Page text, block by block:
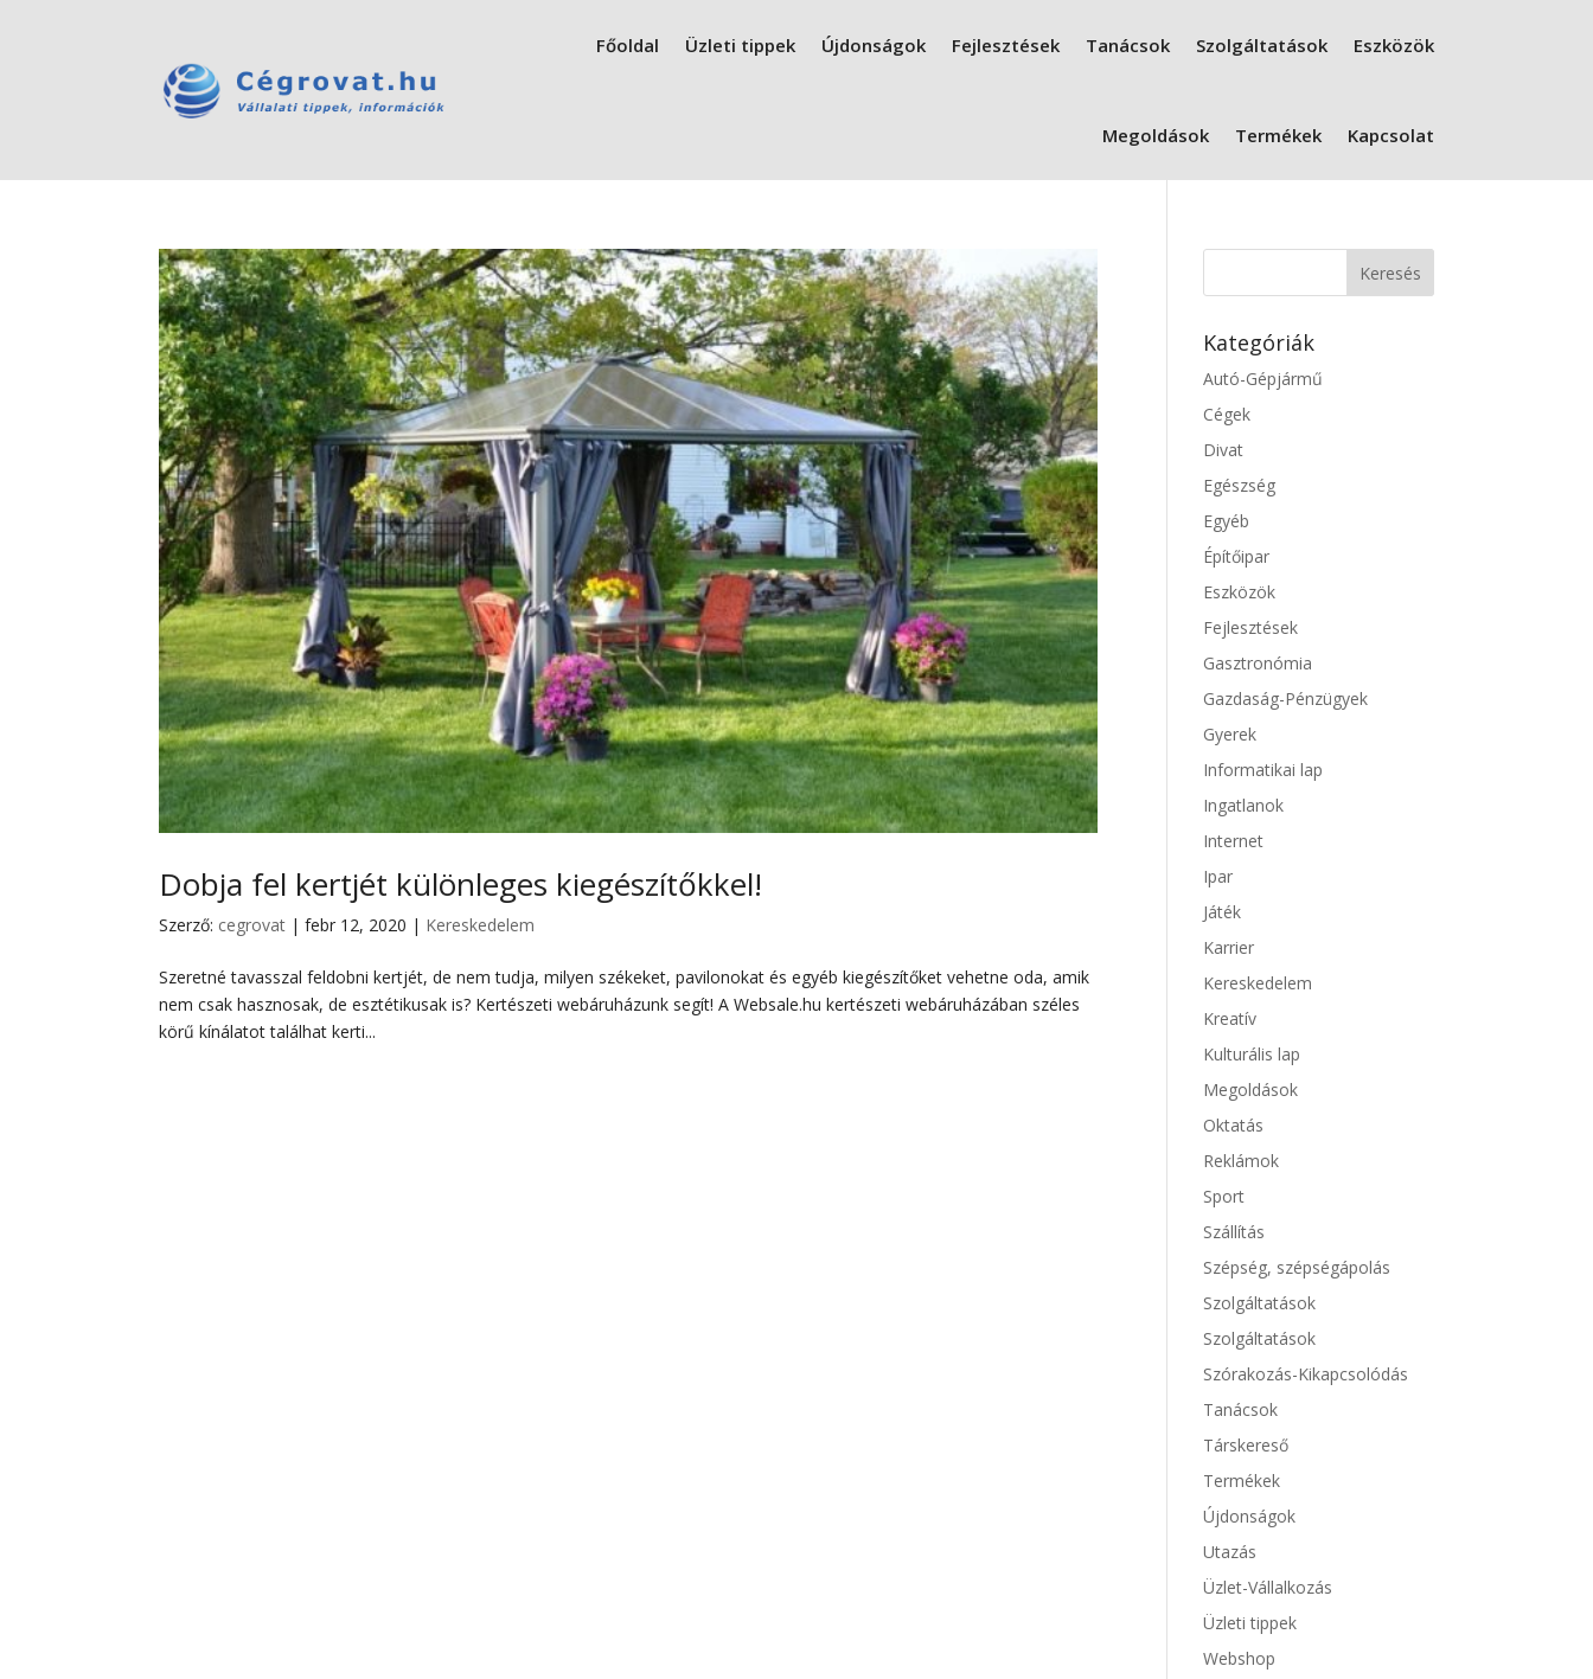
Főoldal Üzleti tippek Újdonságok Fejlesztések Tanácsok Szolgáltatások Eszközök
Megoldások Termékek Kapcsolat
Dobja fel kertjét különleges kiegészítőkkel!
Szerző: cegrovat |febr 12, 2020 | Kereskedelem
Szeretné tavasszal feldobni kertjét, de nem tudja, milyen székeket, pavilonokat és egyéb kiegészítőket vehetne oda, amik
nem csak hasznosak, de esztétikusak is? Kertészeti webáruházunk segít! A Websale.hu kertészeti webáruházában széles
körű kínálatot találhat kerti...
Kategóriák
Autó-Gépjármű
Cégek
Divat
Egészség
Egyéb
Építőipar
Eszközök
Fejlesztések
Gasztronómia
Gazdaság-Pénzügyek
Gyerek
Informatikai lap
Ingatlanok
Internet
Ipar
Játék
Karrier
Kereskedelem
Kreatív
Kulturális lap
Megoldások
Oktatás
Reklámok
Sport
Szállítás
Szépség, szépségápolás
Szolgáltatások
Szolgáltatások
Szórakozás-Kikapcsolódás
Tanácsok
Társkereső
Termékek
Újdonságok
Utazás
Üzlet-Vállalkozás
Üzleti tippek
Webshop